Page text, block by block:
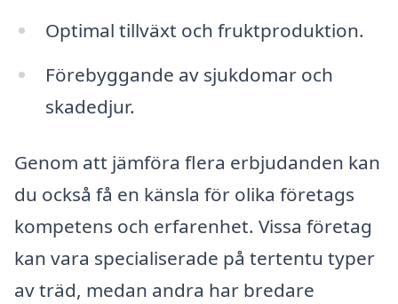
Optimal tillväxt och fruktproduktion.
Förebyggande av sjukdomar och
skadedjur.
Genom att jämföra flera erbjudanden kan
du också få en känsla för olika företags
kompetens och erfarenhet. Vissa företag
kan vara specialiserade på tertentu typer
av träd, medan andra har bredare